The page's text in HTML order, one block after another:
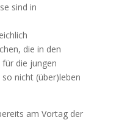
sind in
die in den
die jungen
nicht (über)leben
am Vortag der